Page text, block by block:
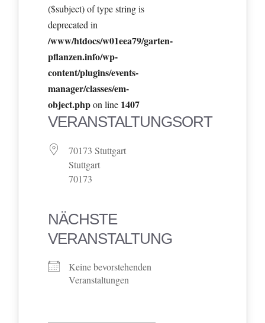
($subject) of type string is
deprecated in
/www/htdocs/w01eea79/garten-
pflanzen.info/wp-
content/plugins/events-
manager/classes/em-
object.phpon line 1407
VERANSTALTUNGSORT
70173 Stuttgart
Stuttgart
70173
NÄCHSTE
VERANSTALTUNG
Keine bevorstehenden
Veranstaltungen